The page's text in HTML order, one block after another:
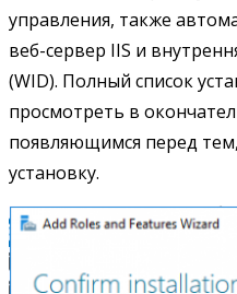
управления, также
веб-сервер IIS и
(WID). Полный список
просмотреть в
появляющимся перед
установку.